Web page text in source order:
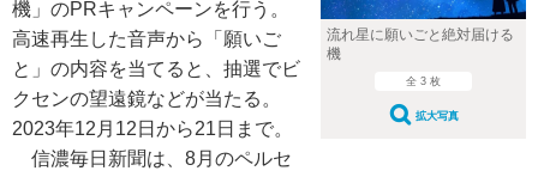
流れ星に願いごと絶対届ける
機
全 3 枚
拡大写真
機」のPRキャンペーンを行う。
高速再生した音声から「願いご
と」の内容を当てると、抽選でビ
クセンの望遠鏡などが当たる。
2023年12月12日から21日まで。
信濃毎日新聞は、8月のペルセ